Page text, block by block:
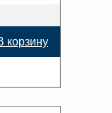
корзину